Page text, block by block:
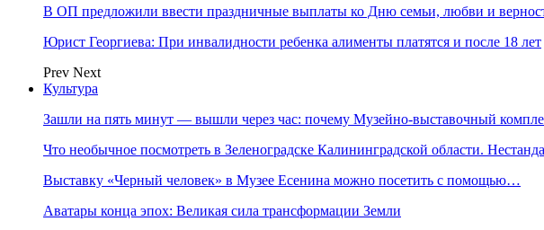
В ОП предложили ввести праздничные выплаты ко Дню семьи, любви и
Юрист Георгиева: При инвалидности ребенка алименты платятся и после 18 лет
Prev Next
Культура
Зашли на пять минут — вышли через час: почему Музейно-выставочный
Что необычное посмотреть в Зеленоградске Калининградской области.
Выставку «Черный человек» в Музее Есенина можно посетить с помощью…
Аватары конца эпох: Великая сила трансформации Земли